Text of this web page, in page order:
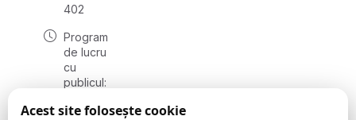
402
Program
de lucru
cu
publicul:
vineri
Acest site folosește cookie